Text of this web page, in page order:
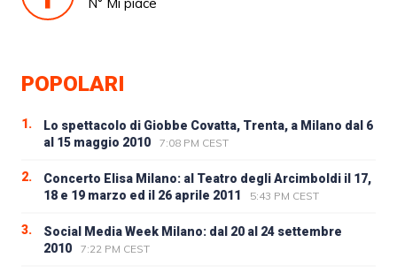
POPOLARI
1.
Lo spettacolo di Giobbe Covatta, Trenta, a Milano dal 6
al 15 maggio 2010
7:08 PM CEST
2.
Concerto Elisa Milano: al Teatro degli Arcimboldi il 17,
18 e 19 marzo ed il 26 aprile 2011
5:43 PM CEST
3.
Social Media Week Milano: dal 20 al 24 settembre
2010
7:22 PM CEST